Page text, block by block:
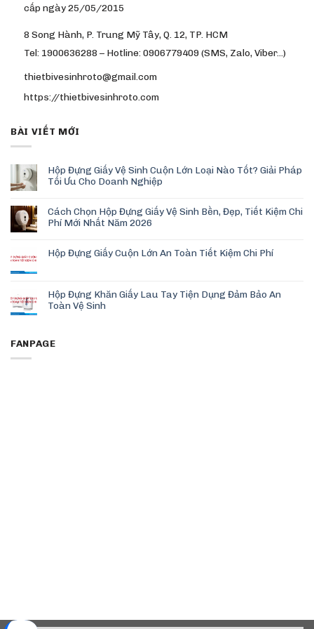
cấp ngày 25/05/2015
8 Song Hành, P. Trung Mỹ Tây, Q. 12, TP. HCM
Tel: 1900636288 – Hotline: 0906779409 (SMS, Zalo, Viber…)
thietbivesinhroto@gmail.com
https://thietbivesinhroto.com
BÀI VIẾT MỚI
Hộp Đựng Giấy Vệ Sinh Cuộn Lớn Loại Nào Tốt? Giải Pháp
Tối Ưu Cho Doanh Nghiệp
Cách Chọn Hộp Đựng Giấy Vệ Sinh Bền, Đẹp, Tiết Kiệm Chi
Phí Mới Nhất Năm 2026
Hộp Đựng Giấy Cuộn Lớn An Toàn Tiết Kiệm Chi Phí
Hộp Đựng Khăn Giấy Lau Tay Tiện Dụng Đảm Bảo An
Toàn Vệ Sinh
FANPAGE